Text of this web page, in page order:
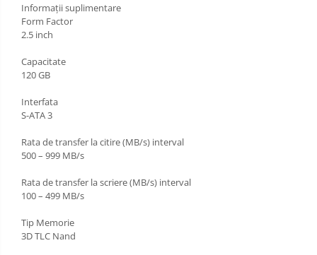
Informații suplimentare
Form Factor
2.5 inch
Capacitate
120 GB
Interfata
S-ATA 3
Rata de transfer la citire (MB/s) interval
500 – 999 MB/s
Rata de transfer la scriere (MB/s) interval
100 – 499 MB/s
Tip Memorie
3D TLC Nand